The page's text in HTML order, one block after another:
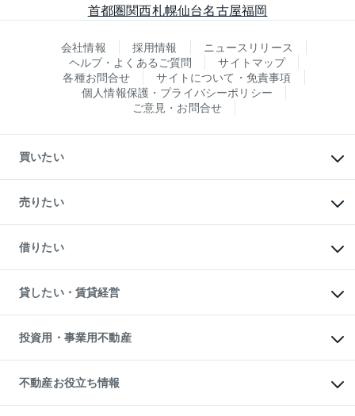
首都圏関西札幌仙台名古屋福岡
会社情報 採用情報
ニュースリリース
ヘルプ・よくあるご質問
サイトマップ
各種お問合せ
サイトについて・免責事項
個人情報保護・プライバシーポリシー
ご意見・お問合せ
買いたい
新築・分譲マンションの購入
中古マンションの購入
一戸建ての購入
中古一戸建ての購入
不動産購入の流れ
注目キーワード物件特集
購入ガイド
English 繁体中文簡体中文
売りたい
一戸建ての売却・査定
土地の売却・査定
スピードAI査定
不動産査定について
不動産売却の流れ
不動産買換えの流れ
売却ガイド
借りたい
オフィス・店舗の賃貸
借りるときの流れ
借りるガイド
貸したい・賃貸経営
マンション賃料データ
賃貸管理プラン
リロケーションについて
貸すガイド
投資用・事業用不動産
事業用不動産
マンション投資
投資用マンション
不動産お役立ち情報